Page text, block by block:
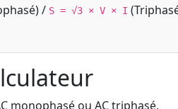
/ S = √3 × V × I
monophasé ou AC triphasé.